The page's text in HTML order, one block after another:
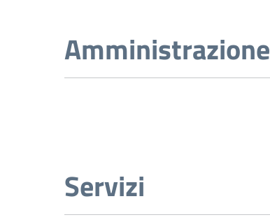
Amministrazione
Servizi